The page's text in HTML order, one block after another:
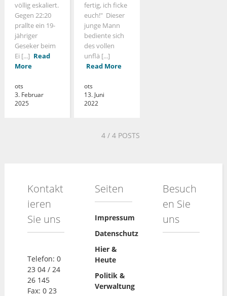
völlig eskaliert.
Gegen 22:20
prallte ein 19-
jähriger
Geseker beim
Ei [...] Read
More
ots
3. Februar
2025
fertig, ich ficke
euch!" Dieser
junge Mann
bediente sich
des vollen
unflä [...]
Read More
ots
13. Juni
2022
4/ 4 POSTS
Kontakt
ieren
Sie uns
Telefon: 0
23 04 / 24
26 145
Fax: 0 23
Seiten
Impressum
Datenschutz
Hier &
Heute
Politik &
Verwaltung
Besuch
en Sie
uns